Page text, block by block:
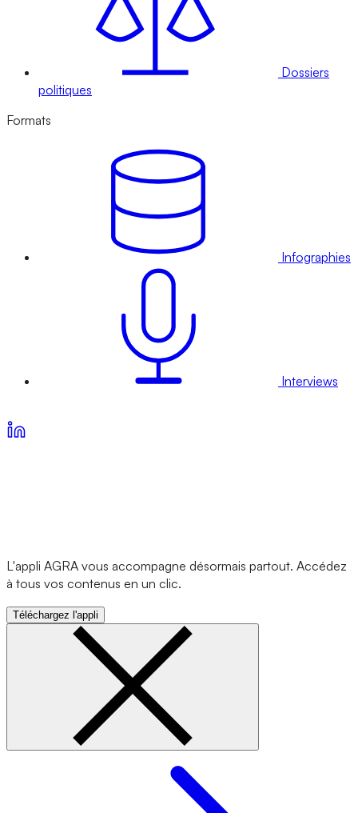
Dossiers
politiques
Formats
Infographies
Interviews
L'appli AGRA vous accompagne désormais partout. Accédez
à tous vos contenus en un clic.
Téléchargez l'appli